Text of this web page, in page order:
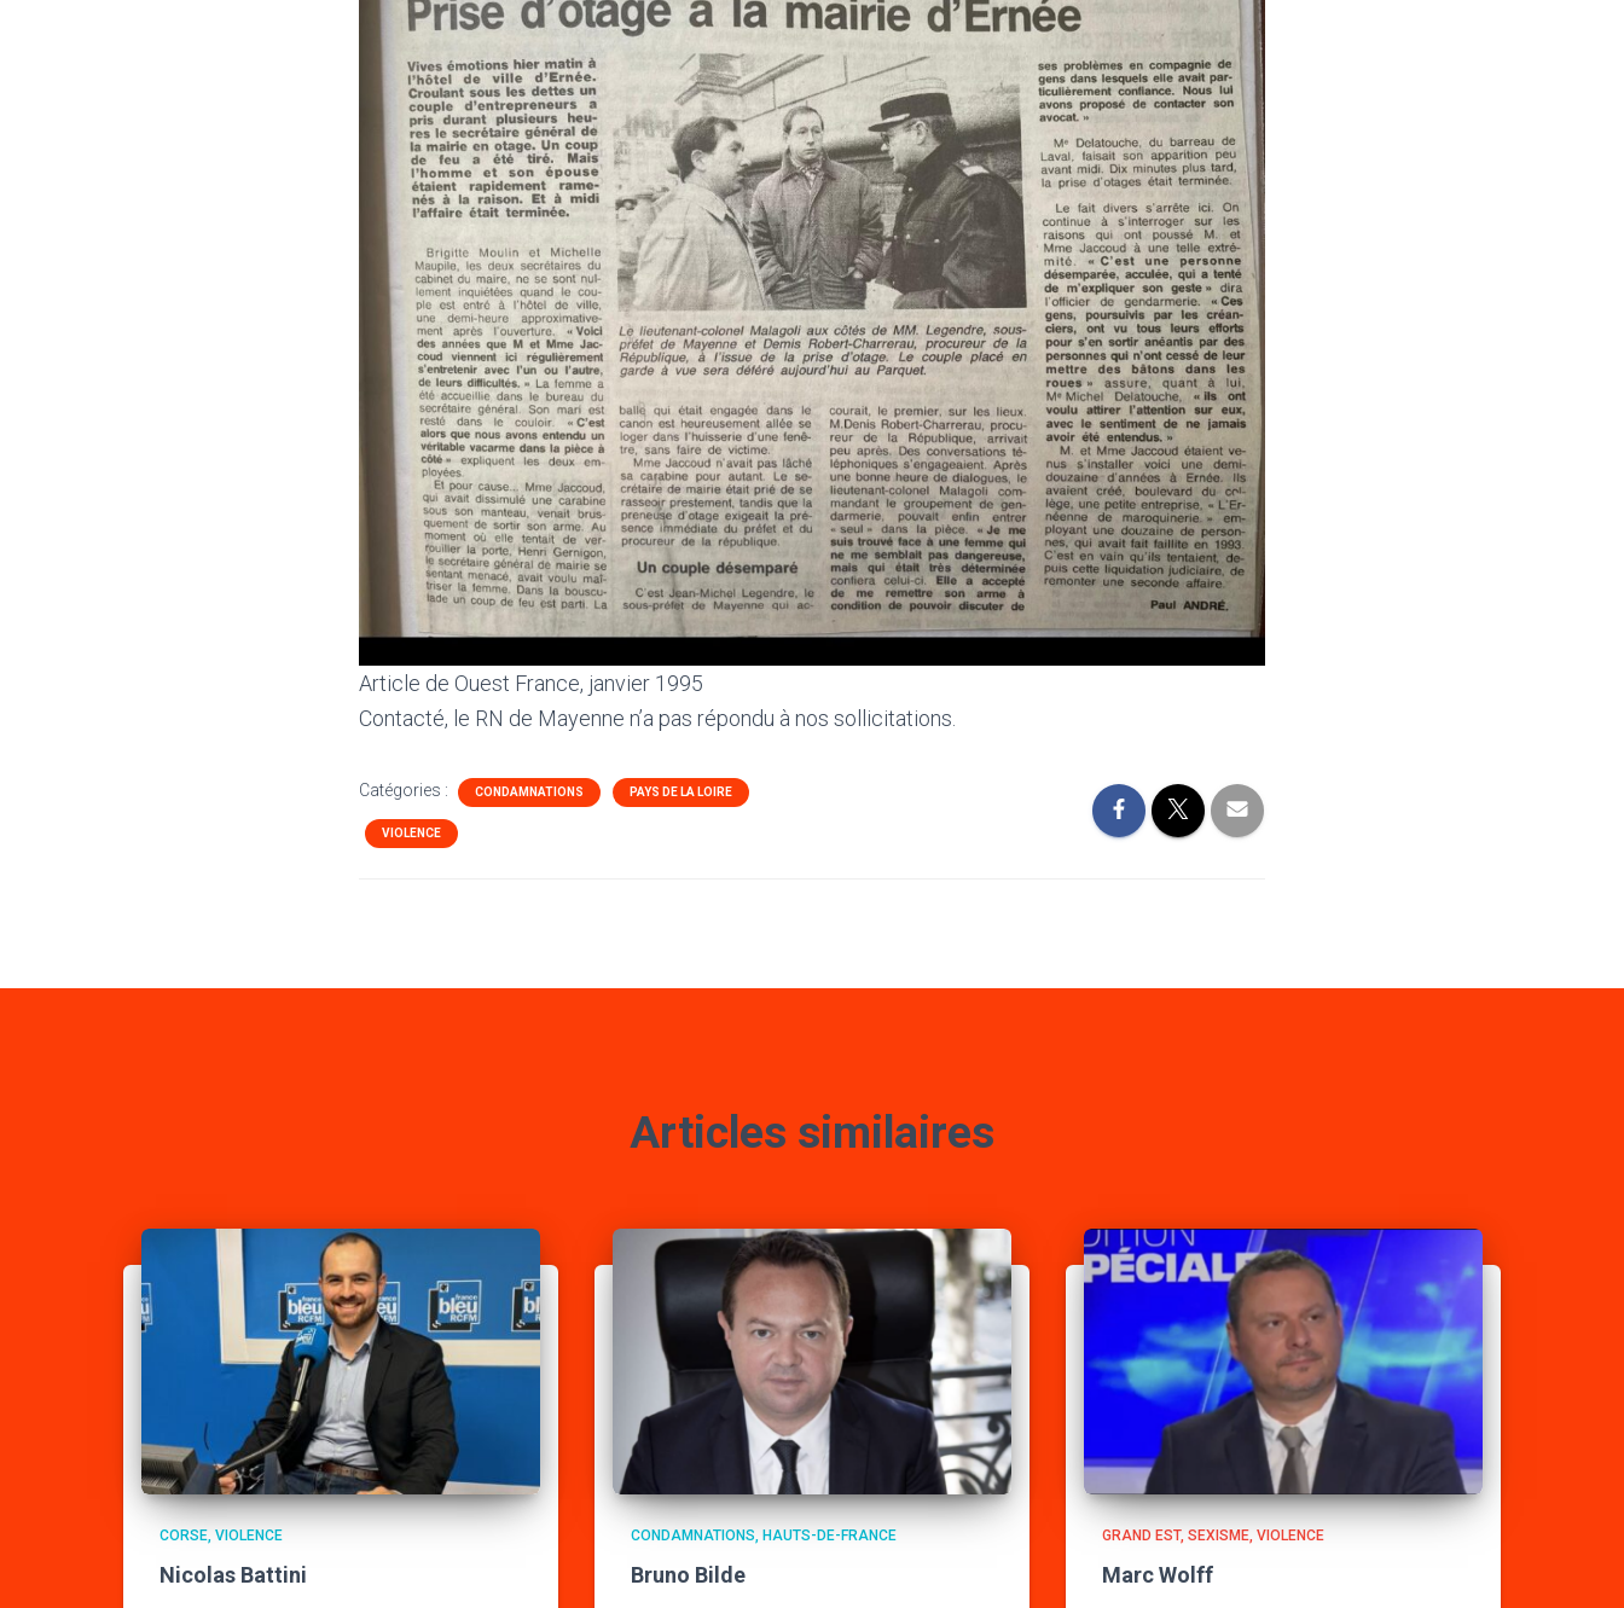
Article de Ouest France, janvier 1995
Contacté, le RN de Mayenne n’a pas répondu à nos sollicitations.
Catégories : CONDAMNATIONS PAYS DE LA LOIRE
VIOLENCE
Articles similaires
CORSE VIOLENCE
Nicolas Battini
CONDAMNATIONS HAUTS-DE-FRANCE
Bruno Bilde
GRAND EST SEXISME VIOLENCE
Marc Wolff